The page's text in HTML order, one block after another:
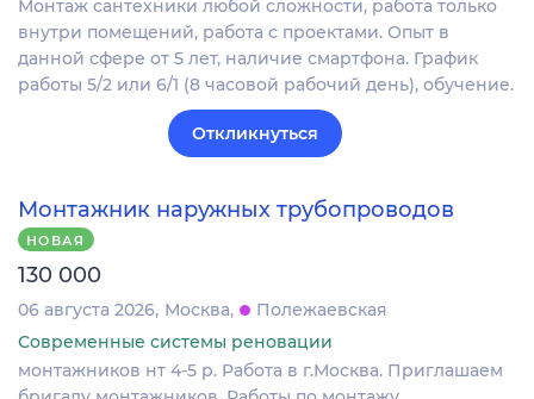
Монтаж сантехники любой сложности, работа только
внутри помещений, работа с проектами. Опыт в
данной сфере от 5 лет, наличие смартфона. График
работы 5/2 или 6/1 (8 часовой рабочий день), обучение.
Откликнуться
Монтажник наружных трубопроводов
НОВАЯ
130 000
06 августа 2026 Москва
Полежаевская
Современные системы реновации
монтажников нт 4-5 р. Работа в г.Москва. Приглашаем